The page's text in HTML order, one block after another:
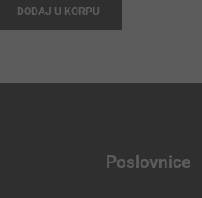
624,00 KM.
561,60 KM.
DODAJ U KORPU
Poslovnice